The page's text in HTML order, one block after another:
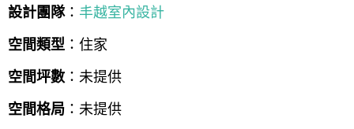
設計團隊： 丰越室內設計
空間類型 ：住家
空間坪數 ：未提供
空間格局 ：未提供